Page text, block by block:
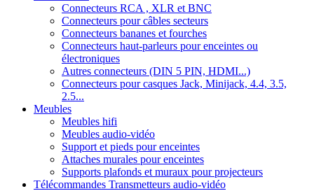
Connecteurs RCA , XLR et BNC
Connecteurs pour câbles secteurs
Connecteurs bananes et fourches
Connecteurs haut-parleurs pour enceintes ou
électroniques
Autres connecteurs (DIN 5 PIN, HDMI...)
Connecteurs pour casques Jack, Minijack, 4.4, 3.5,
2.5...
Meubles
Meubles hifi
Meubles audio-vidéo
Support et pieds pour enceintes
Attaches murales pour enceintes
Supports plafonds et muraux pour projecteurs
Télécommandes Transmetteurs audio-vidéo